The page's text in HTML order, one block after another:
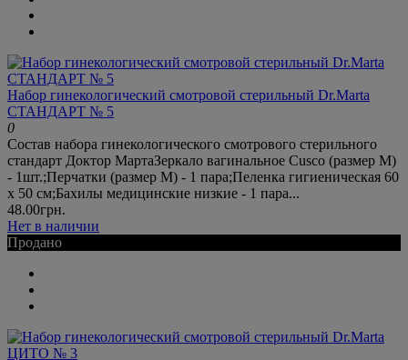
Набор гинекологический смотровой стерильный Dr.Marta
СТАНДАРТ № 5
0
Состав набора гинекологического смотрового стерильного
стандарт Доктор МартаЗеркало вагинальное Cusco (размер М)
- 1шт.;Перчатки (размер М) - 1 пара;Пеленка гигиеническая 60
х 50 см;Бахилы медицинские низкие - 1 пара...
48.00грн.
Нет в наличии
Продано